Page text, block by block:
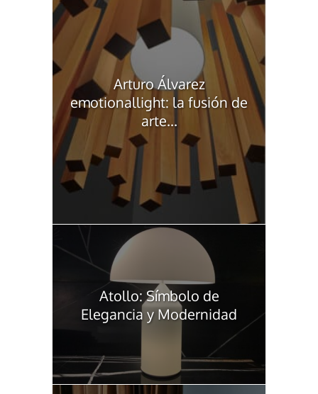
Arturo Álvarez
emotionallight: la fusión de
arte...
Atollo: Símbolo de
Elegancia y Modernidad